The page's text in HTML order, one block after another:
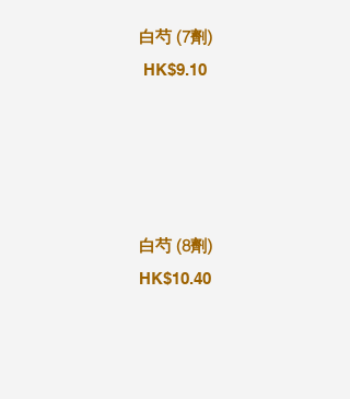
白芍 (7劑)
HK$9.10
白芍 (8劑)
HK$10.40